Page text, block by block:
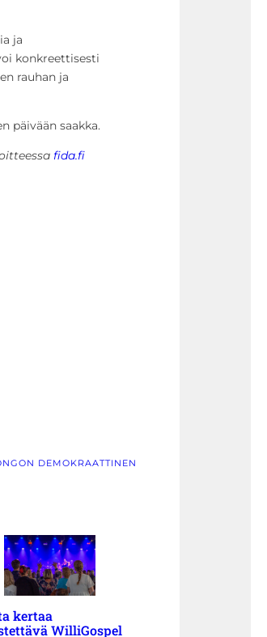
ja
konkreettisesti
rauhan ja
päivään saakka.
fida.fi
DEMOKRAATTINEN
kertaa
WilliGospel